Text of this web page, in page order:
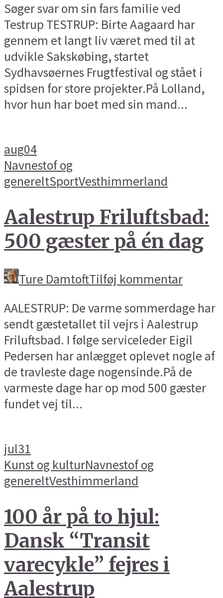
Søger svar om sin fars familie ved
Testrup TESTRUP: Birte Aagaard har
gennem et langt liv været med til at
udvikle Sakskøbing, startet
Sydhavsøernes Frugtfestival og stået i
spidsen for store projekter.På Lolland,
hvor hun har boet med sin mand...
aug04
Navnestof og
genereltSportVesthimmerland
Aalestrup Friluftsbad:
500 gæster på én dag
Ture DamtoftTilføj kommentar
AALESTRUP: De varme sommerdage har
sendt gæstetallet til vejrs i Aalestrup
Friluftsbad. I følge serviceleder Eigil
Pedersen har anlægget oplevet nogle af
de travleste dage nogensinde.På de
varmeste dage har op mod 500 gæster
fundet vej til...
jul31
Kunst og kulturNavnestof og
genereltVesthimmerland
100 år på to hjul:
Dansk “Transit
varecykle” fejres i
Aalestrup